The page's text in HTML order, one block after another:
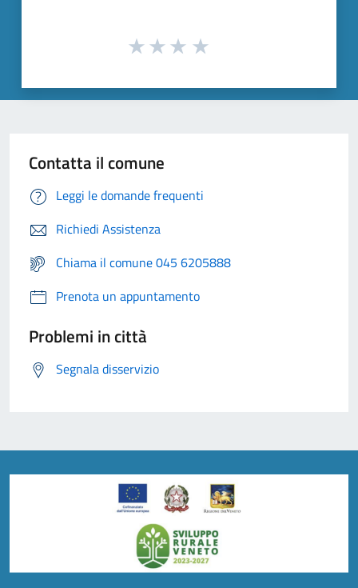
Contatta il comune
Leggi le domande frequenti
Richiedi Assistenza
Chiama il comune 045 6205888
Prenota un appuntamento
Problemi in città
Segnala disservizio